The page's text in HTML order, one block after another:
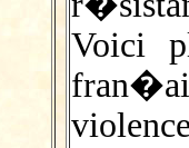
Voici